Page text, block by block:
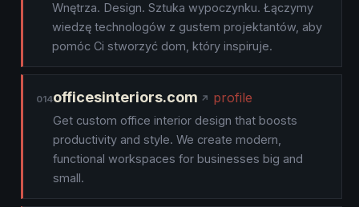
Wnętrza. Design. Sztuka wypoczynku. Łączymy
wiedzę technologów z gustem projektantów, aby
pomóc Ci stworzyć dom, który inspiruje.
014officesinteriors.com profile
Get custom office interior design that boosts
productivity and style. We create modern,
functional workspaces for businesses big and
small.